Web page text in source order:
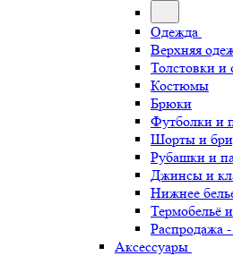
Одежда
Верхняя
Толстовки
Костюмы
Брюки
Футболки и
Шорты и
Рубашки и
Джинсы и
Нижнее
Термобельё
Распродажа
Аксессуары